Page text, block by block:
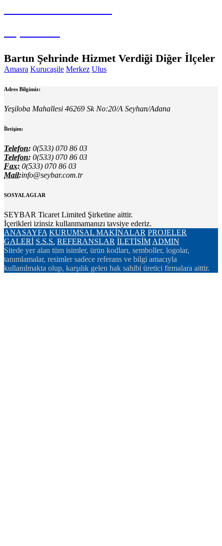
Bartın Şehrinde Hizmet Verdiği Diğer İlçeler
Amasra Kurucaşile Merkez Ulus
Adres Bilgimiz:
Yeşiloba Mahallesi 46269 Sk No:20/A Seyhan/Adana
İletişim:
Telefon: 0(533) 070 86 03
Telefon: 0(533) 070 86 03
Fax: 0(533) 070 86 03
Mail:info@seybar.com.tr
SOSYAL AGLAR
SEYBAR Ticaret Limited Şirketine aittir.
İçerikleri izinsiz kullanmamanızı tavsiye ederiz.
ANASAYFA KURUMSAL MAKİNALAR PROJELER
GALERİ S.S.S. REFERANSLAR İLETİŞİM ADMIN
Sitede yer alan tüm isimler, ürün kodları, semboller, logolar,
tanımlamalar, resimler sadece referans ve bilgi amacıyla
kullanılmakta olup, karşılık gelen hak sahibi üretici firmalara aittir.